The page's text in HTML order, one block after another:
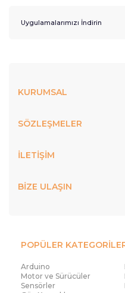
Uygulamalarımızı İndirin
KURUMSAL
SÖZLEŞMELER
İLETİŞİM
BİZE ULAŞIN
POPÜLER
Arduino
Motor ve Sürücüler
Sensörler